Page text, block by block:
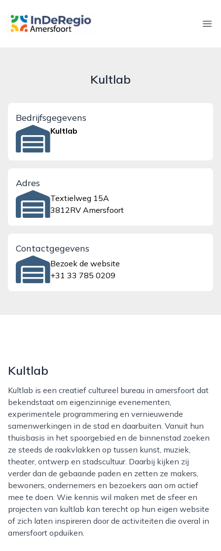
inderegioamersfoort.nl
Kultlab
Bedrijfsgegevens
Kultlab
Adres
Textielweg 15A
3812RV Amersfoort
Contactgegevens
Bezoek de website
+31 33 785 0209
Kultlab
Kultlab is een creatief cultureel bureau in amersfoort dat
bekendstaat om eigenzinnige evenementen,
experimentele programmering en vernieuwende
samenwerkingen in de stad en daarbuiten. Vanuit hun
thuisbasis in het spoorgebied en de binnenstad zoeken
ze steeds de raakvlakken op tussen kunst, muziek,
theater, ontwerp en stadscultuur. Daarbij kijken zij
verder dan de gebaande paden en zetten ze makers,
bewoners, ondernemers en bezoekers aan om actief
mee te doen. Wie kennis wil maken met de sfeer en
projecten van kultlab kan terecht op hun eigen website
of zich laten inspireren door de activiteiten die overal in
amersfoort opduiken.